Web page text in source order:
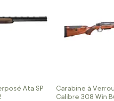
Ata SP
Carabine à
Calibre 308 Win